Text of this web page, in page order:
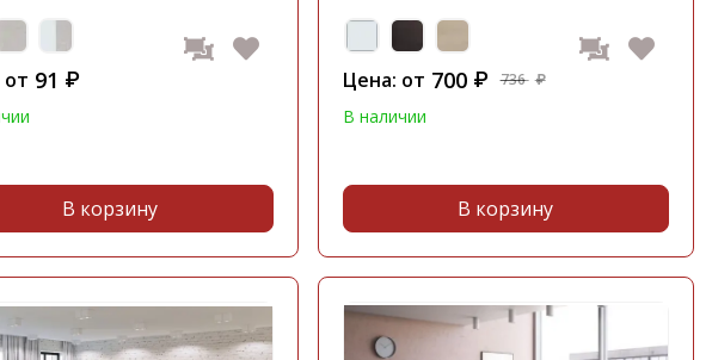
91 ₽
В корзину
Цена: от 700 ₽ 736 ₽
В наличии
В корзину